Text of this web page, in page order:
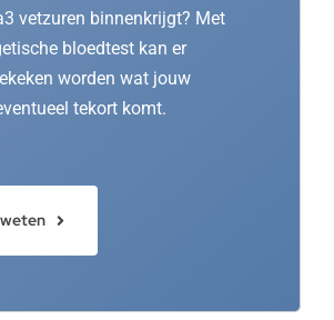
vetzuren binnenkrijgt? Met
bloedtest kan er
worden wat jouw
tekort komt.